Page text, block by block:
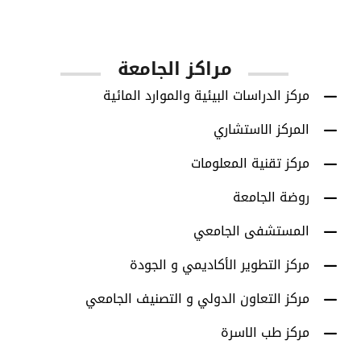
مراكز الجامعة
مركز الدراسات البيئية والموارد المائية
المركز الاستشاري
مركز تقنية المعلومات
روضة الجامعة
المستشفى الجامعي
مركز التطوير الأكاديمي و الجودة
مركز التعاون الدولي و التصنيف الجامعي
مركز طب الاسرة